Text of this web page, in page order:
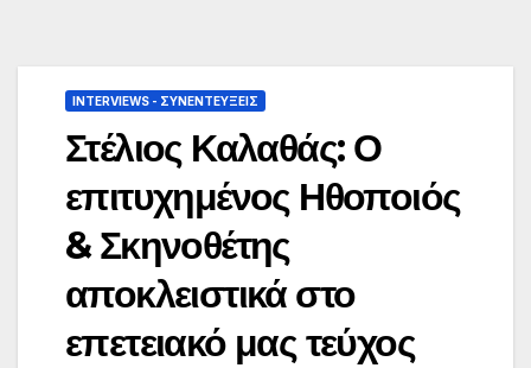
INTERVIEWS - ΣΥΝΕΝΤΕΎΞΕΙΣ
Στέλιος Καλαθάς: Ο
επιτυχημένος Ηθοποιός
& Σκηνοθέτης
αποκλειστικά στο
επετειακό μας τεύχος